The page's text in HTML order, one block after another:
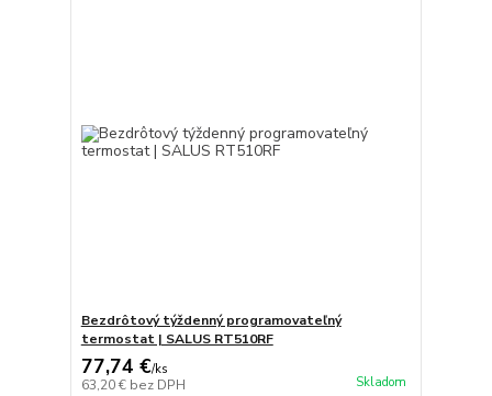
Bezdrôtový týždenný programovateľný
termostat | SALUS RT510RF
77,74 €/ks
63,20 € bez DPH Skladom